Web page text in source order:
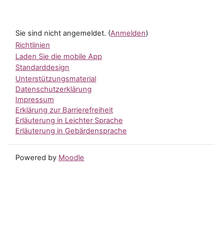
Sie sind nicht angemeldet. (Anmelden)
Richtlinien
Laden Sie die mobile App
Standarddesign
Unterstützungsmaterial
Datenschutzerklärung
Impressum
Erklärung zur Barrierefreiheit
Erläuterung in Leichter Sprache
Erläuterung in Gebärdensprache
Powered by Moodle